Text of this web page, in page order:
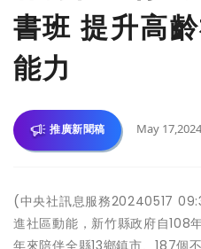
書班 提升高
能力
推廣新聞稿 May 17,2024
(中央社訊息服務20240517
進社區動能，新竹縣政府自108
年來陪伴全縣13鄉鎮市、187個